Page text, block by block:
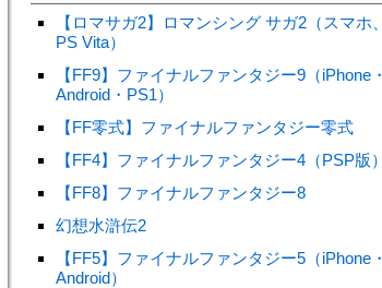
【ロマサガ2】ロマンシング サガ2（スマホ、
PS Vita）
【FF9】ファイナルファンタジー9（iPhone・
Android・PS1）
【FF零式】ファイナルファンタジー零式
【FF4】ファイナルファンタジー4（PSP版）
【FF8】ファイナルファンタジー8
幻想水滸伝2
【FF5】ファイナルファンタジー5（iPhone・
Android）